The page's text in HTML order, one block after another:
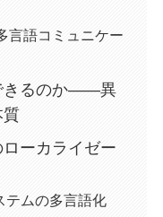
言語コミュニケー
きるのか——異
質
ーカライゼー
テムの多言語化